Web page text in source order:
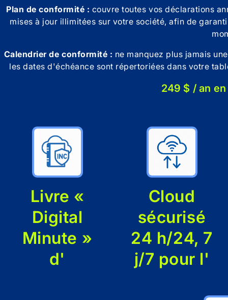
Plan de conformité : couvre toutes vos déclarations
mises à jour illimitées sur votre société, afin de
Calendrier de conformité : ne manquez plus jamais
les dates d'échéance sont répertoriées dans votre
249 $ / an
Livre «
Digital
Minute »
d'
Cloud
sécurisé
24 h/24, 7
j/7 pour l'